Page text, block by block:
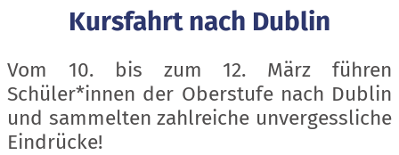
Kursfahrt nach Dublin
Vom 10. bis zum 12. März führen
Schüler*innen der Oberstufe nach Dublin
und sammelten zahlreiche unvergessliche
Eindrücke!